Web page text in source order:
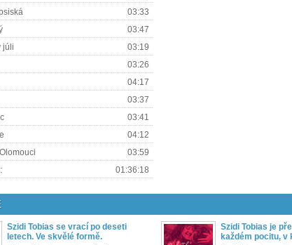
03:33
03:47
júli
03:19
03:26
04:17
03:37
03:41
04:12
03:59
01:36:18
Szidi Tobias se vrací po deseti
letech. Ve skvělé formě.
Szidi Tobias je
každém pocitu, v